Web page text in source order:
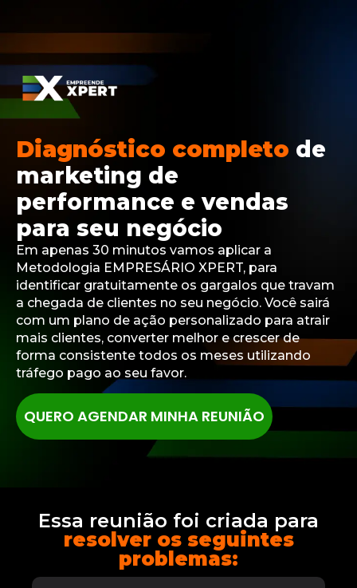
Diagnóstico completo de
marketing de
performance e vendas
para seu negócio
Em apenas 30 minutos vamos aplicar a
Metodologia EMPRESÁRIO XPERT, para
identificar gratuitamente os gargalos que travam
a chegada de clientes no seu negócio. Você sairá
com um plano de ação personalizado para atrair
mais clientes, converter melhor e crescer de
forma consistente todos os meses utilizando
tráfego pago ao seu favor.
QUERO AGENDAR MINHA REUNIÃO
Essa reunião foi criada para
resolver os seguintes
problemas: